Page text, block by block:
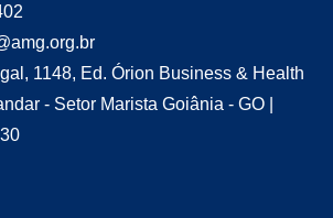
1148, Ed. Órion Business & Health
- Setor Marista Goiânia - GO |